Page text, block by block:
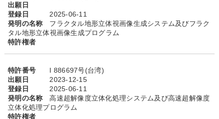
出願日
登録日
2025-06-11
発明の名称
フラクタル地形立体視画像生成システム及びフラク
タル地形立体視画像生成プログラム
特許権者
特許番号
I 886697号(台湾)
出願日
2023-12-15
登録日
2025-06-11
発明の名称
高速超解像度立体化処理システム及び高速超解像度
立体化処理プログラム
特許権者